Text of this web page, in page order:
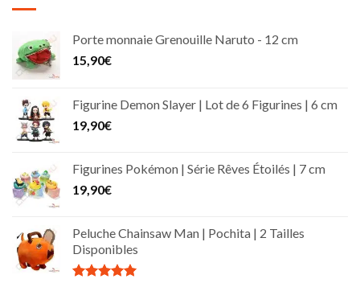
Porte monnaie Grenouille Naruto - 12 cm
15,90€
Figurine Demon Slayer | Lot de 6 Figurines | 6 cm
19,90€
Figurines Pokémon | Série Rêves Étoilés | 7 cm
19,90€
Peluche Chainsaw Man | Pochita | 2 Tailles
Disponibles